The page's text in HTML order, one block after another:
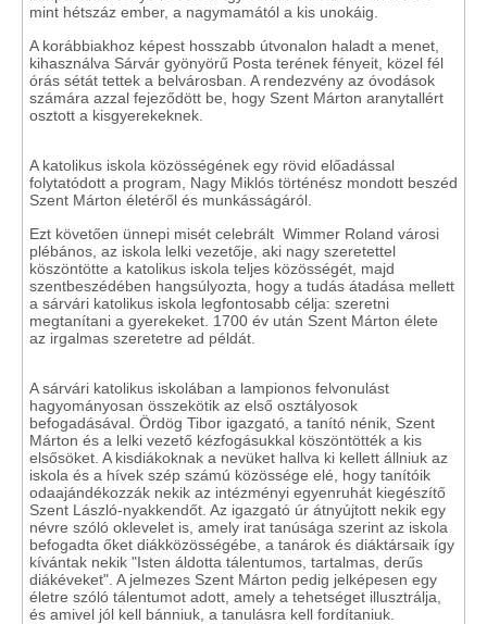
mint hétszáz ember, a nagymamától a kis unokáig.
A korábbiakhoz képest hosszabb útvonalon haladt a menet,
kihasználva Sárvár gyönyörű Posta terének fényeit, közel fél
órás sétát tettek a belvárosban. A rendezvény az óvodások
számára azzal fejeződött be, hogy Szent Márton aranytallért
osztott a kisgyerekeknek.
A katolikus iskola közösségének egy rövid előadással
folytatódott a program, Nagy Miklós történész mondott beszéd
Szent Márton életéről és munkásságáról.
Ezt követően ünnepi misét celebrált Wimmer Roland városi
plébános, az iskola lelki vezetője, aki nagy szeretettel
köszöntötte a katolikus iskola teljes közösségét, majd
szentbeszédében hangsúlyozta, hogy a tudás átadása mellett
a sárvári katolikus iskola legfontosabb célja: szeretni
megtanítani a gyerekeket. 1700 év után Szent Márton élete
az irgalmas szeretetre ad példát.
A sárvári katolikus iskolában a lampionos felvonulást
hagyományosan összekötik az első osztályosok
befogadásával. Ördög Tibor igazgató, a tanító nénik, Szent
Márton és a lelki vezető kézfogásukkal köszöntötték a kis
elsősöket. A kisdiákoknak a nevüket hallva ki kellett állniuk az
iskola és a hívek szép számú közössége elé, hogy tanítóik
odaajándékozzák nekik az intézményi egyenruhát kiegészítő
Szent László-nyakkendőt. Az igazgató úr átnyújtott nekik egy
névre szóló oklevelet is, amely irat tanúsága szerint az iskola
befogadta őket diákközösségébe, a tanárok és diáktársaik így
kívántak nekik "Isten áldotta tálentumos, tartalmas, derűs
diákéveket". A jelmezes Szent Márton pedig jelképesen egy
életre szóló tálentumot adott, amely a tehetséget illusztrálja,
és amivel jól kell bánniuk, a tanulásra kell fordítaniuk.